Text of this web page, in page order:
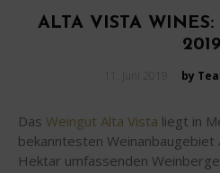
ALTA VISTA WINES:
2019
11. Juni 2019 by
Das Weingut Alta Vista liegt in
bekanntesten Weinanbaugebiet
Hektar umfassenden